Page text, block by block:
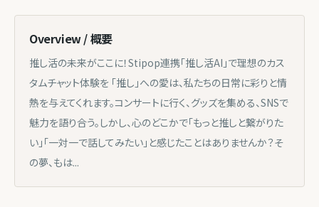
Overview / 概要
推し活の未来がここに！Stipop連携「推し活AI」で理想のカス
タムチャット体験を 「推し」への愛は、私たちの日常に彩りと情
熱を与えてくれます。コンサートに行く、グッズを集める、SNSで
魅力を語り合う。しかし、心のどこかで「もっと推しと繋がりた
い」「一対一で話してみたい」と感じたことはありませんか？そ
の夢、もは...